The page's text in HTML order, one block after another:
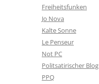
Freiheitsfunken
Jo Nova
Kalte Sonne
Le Penseur
Not PC
Politsatirischer Blog
PPQ